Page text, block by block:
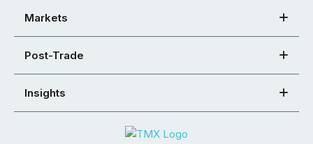
Markets
Post-Trade
Insights